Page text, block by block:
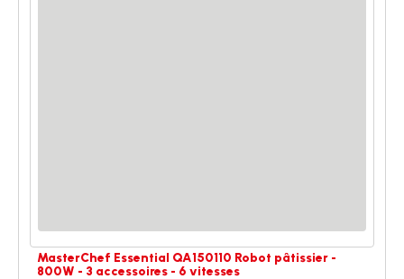
MasterChef Essential QA150110 Robot pâtissier -
800W - 3 accessoires - 6 vitesses